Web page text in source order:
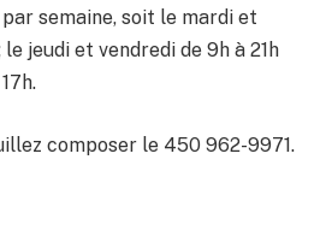
semaine, soit le mardi et
jeudi et vendredi de 9h à 21h
composer le 450 962-9971.